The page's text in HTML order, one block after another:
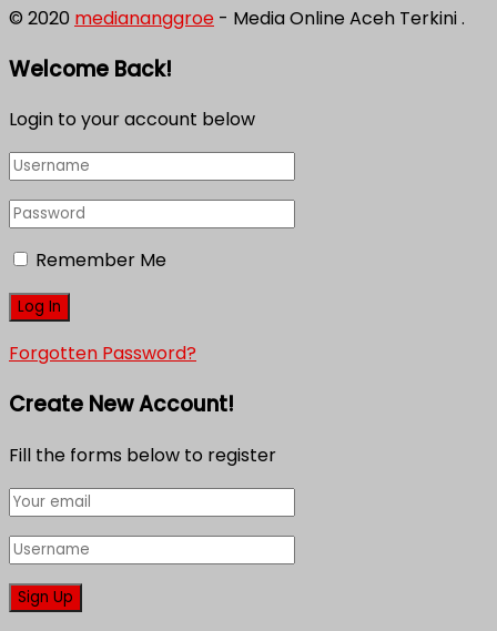
© 2020 mediananggroe - Media Online Aceh Terkini .
Welcome Back!
Login to your account below
Remember Me
Forgotten Password?
Create New Account!
Fill the forms below to register